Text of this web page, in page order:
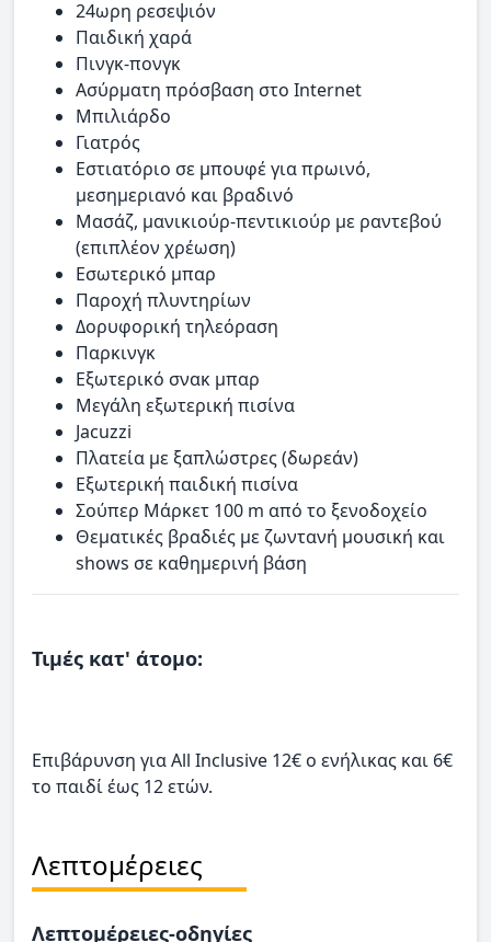
24ωρη ρεσεψιόν
Παιδική χαρά
Πινγκ-πονγκ
Ασύρματη πρόσβαση στο Internet
Μπιλιάρδο
Γιατρός
Εστιατόριο σε μπουφέ για πρωινό,
μεσημεριανό και βραδινό
Μασάζ, μανικιούρ-πεντικιούρ με ραντεβού
(επιπλέον χρέωση)
Εσωτερικό μπαρ
Παροχή πλυντηρίων
Δορυφορική τηλεόραση
Παρκινγκ
Εξωτερικό σνακ μπαρ
Μεγάλη εξωτερική πισίνα
Jacuzzi
Πλατεία με ξαπλώστρες (δωρεάν)
Εξωτερική παιδική πισίνα
Σούπερ Μάρκετ 100 m από το ξενοδοχείο
Θεματικές βραδιές με ζωντανή μουσική και
shows σε καθημερινή βάση
Τιμές κατ' άτομο:
Επιβάρυνση για All Inclusive 12€ ο ενήλικας και 6€
το παιδί έως 12 ετών.
Λεπτομέρειες
Λεπτομέρειες-οδηγίες